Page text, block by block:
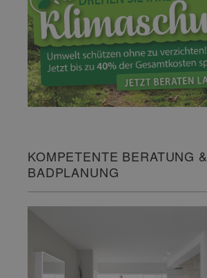
KOMPETENTE BERATUNG &
BADPLANUNG